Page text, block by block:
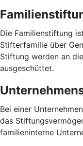
Die Familienstiftung
Stifterfamilie über
Stiftung werden an
ausgeschüttet.
Bei einer
das
familieninterne